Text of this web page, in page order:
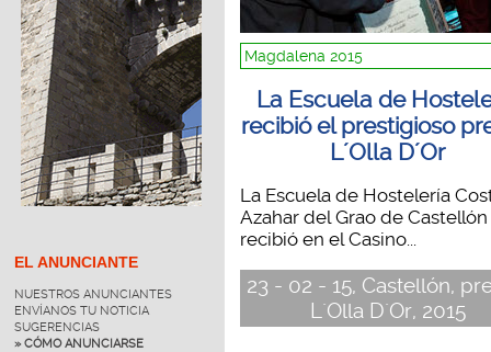
EL ANUNCIANTE
NUESTROS ANUNCIANTES
ENVÍANOS TU NOTICIA
SUGERENCIAS
» CÓMO ANUNCIARSE
Magdalena 2015
La Escuela de
recibió el prestigioso
L´Olla D´Or
La Escuela de Hostelería
Azahar del Grao de Castellón
recibió en el Casino...
23 - 02 - 15, Castellón,
L´Olla D´Or, 2015